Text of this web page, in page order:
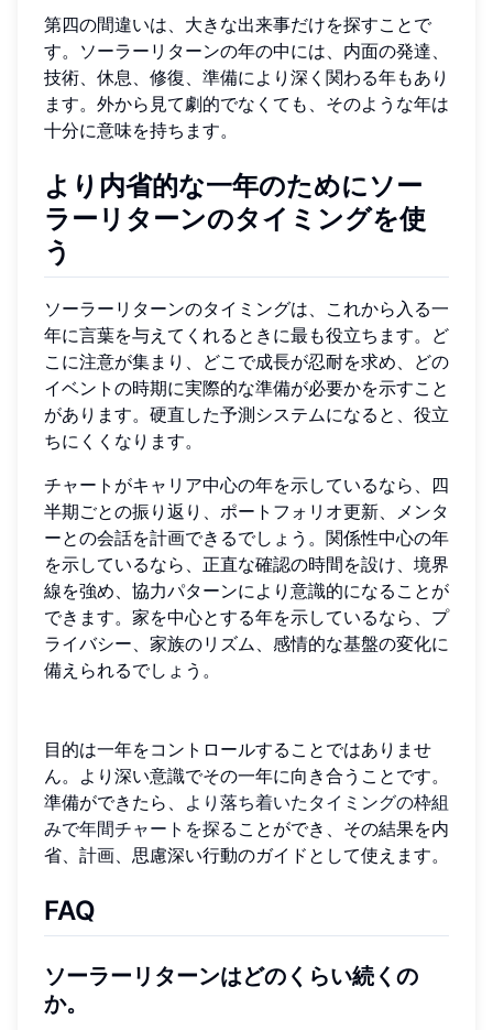
第四の間違いは、大きな出来事だけを探すことで
す。ソーラーリターンの年の中には、内面の発達、
技術、休息、修復、準備により深く関わる年もあり
ます。外から見て劇的でなくても、そのような年は
十分に意味を持ちます。
より内省的な一年のためにソー
ラーリターンのタイミングを使
う
ソーラーリターンのタイミングは、これから入る一
年に言葉を与えてくれるときに最も役立ちます。ど
こに注意が集まり、どこで成長が忍耐を求め、どの
イベントの時期に実際的な準備が必要かを示すこと
があります。硬直した予測システムになると、役立
ちにくくなります。
チャートがキャリア中心の年を示しているなら、四
半期ごとの振り返り、ポートフォリオ更新、メンタ
ーとの会話を計画できるでしょう。関係性中心の年
を示しているなら、正直な確認の時間を設け、境界
線を強め、協力パターンにより意識的になることが
できます。家を中心とする年を示しているなら、プ
ライバシー、家族のリズム、感情的な基盤の変化に
備えられるでしょう。
目的は一年をコントロールすることではありませ
ん。より深い意識でその一年に向き合うことです。
準備ができたら、 より落ち着いたタイミングの枠組
みで年間チャートを探る ことができ、その結果を内
省、計画、思慮深い行動のガイドとして使えます。
FAQ
ソーラーリターンはどのくらい続くの
か。